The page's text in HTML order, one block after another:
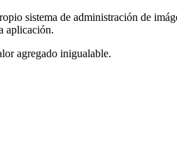
sistema de administración de
aplicación.
agregado inigualable.